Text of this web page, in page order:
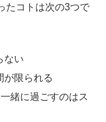
たコトは次の3つで
ない
が限られる
緒に過ごすのはス